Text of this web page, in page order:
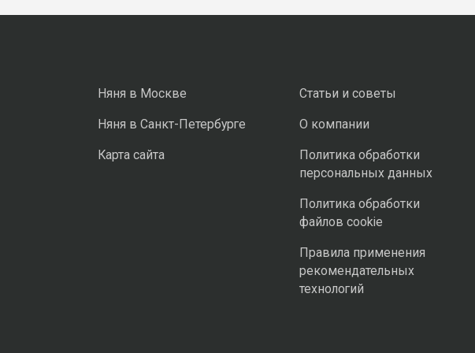
Няня в Москве
Няня в Санкт-Петербурге
Карта сайта
Статьи и советы
О компании
Политика обработки
персональных данных
Политика обработки
файлов cookie
Правила применения
рекомендательных
технологий